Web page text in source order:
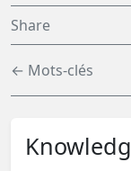
Share
← Mots-clés